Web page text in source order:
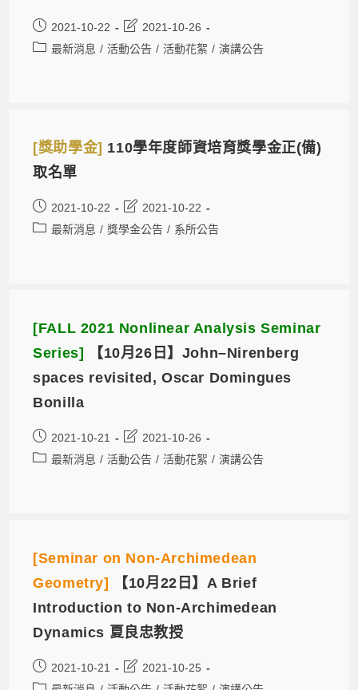
2021-10-22
2021-10-26
最新消息 / 活動公告 / 活動花絮 / 演講公告
[獎助學金] 110學年度師資培育獎學金正(備)
取名單
2021-10-22
2021-10-22
最新消息 / 獎學金公告 / 系所公告
[FALL 2021 Nonlinear Analysis Seminar
Series]
【10月26日】John–Nirenberg
spaces revisited, Oscar Domingues
Bonilla
2021-10-21
2021-10-26
最新消息 / 活動公告 / 活動花絮 / 演講公告
[Seminar on Non-Archimedean
Geometry]
【10月22日】A Brief
Introduction to Non-Archimedean
Dynamics 夏良忠教授
2021-10-21
2021-10-25